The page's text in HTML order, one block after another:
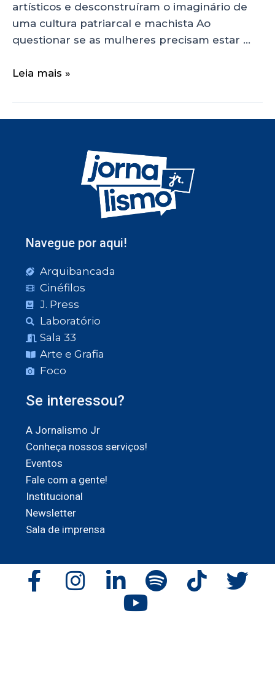
artísticos e desconstruíram o imaginário de
uma cultura patriarcal e machista Ao
questionar se as mulheres precisam estar …
Leia mais »
Navegue por aqui!
Arquibancada
Cinéfilos
J. Press
Laboratório
Sala 33
Arte e Grafia
Foco
Se interessou?
A Jornalismo Jr
Conheça nossos serviços!
Eventos
Fale com a gente!
Institucional
Newsletter
Sala de imprensa